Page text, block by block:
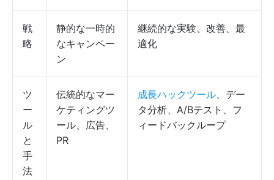
戦
略
静的な一時的
なキャンペー
ン
継続的な実験、改善、最
適化
ツ
ー
ル
と
手
法
伝統的なマー
ケティングツ
ール、広告、
PR
成長ハックツール、デー
タ分析、A/Bテスト、フ
ィードバックループ